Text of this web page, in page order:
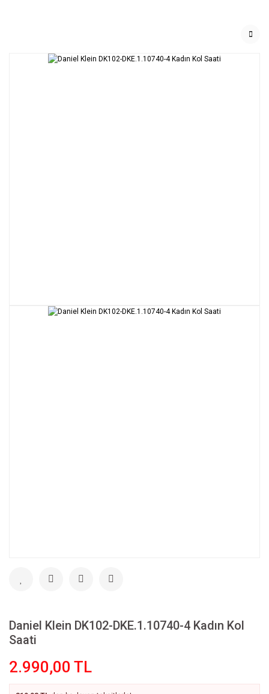
Daniel Klein DK102-DKE.1.10740-4 Kadın Kol
Saati
2.990,00 TL